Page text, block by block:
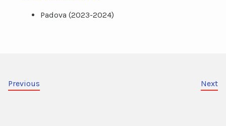
Padova (2023-2024)
Previous Next